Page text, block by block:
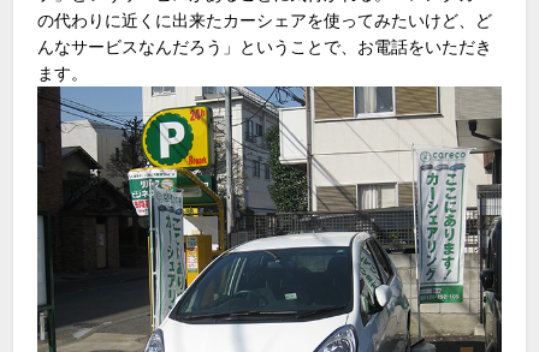
の代わりに近くに出来たカーシェアを使ってみたいけど、ど
んなサービスなんだろう」ということで、お電話をいただき
ます。